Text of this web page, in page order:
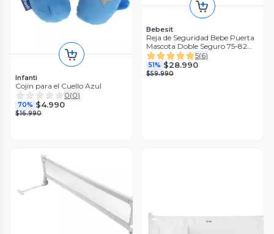
Infanti
Cojín para el Cuello Azul
0(0)
70% $4.990
$16.990
Bebesit
Reja de Seguridad Bebe Puerta
Mascota Doble Seguro 75-82
cm
5(6)
51% $28.990
$59.990